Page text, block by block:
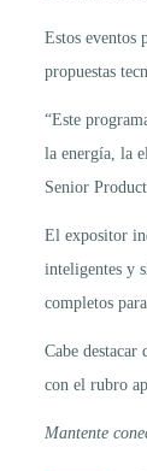
Estos eventos
propuestas
“Este
la energía, la
Senior
El expositor
inteligentes y
completos
Cabe
con el rubro
Mantente